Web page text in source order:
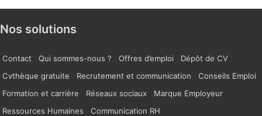
Nos solutions
Contact Qui sommes-nous ? Offres d’emploi
Dépôt de CV
Cvthèque gratuite
Recrutement et communication
Conseils Emploi
Formation et carrière
Réseaux sociaux
Marque Employeur
Ressources Humaines
Communication RH